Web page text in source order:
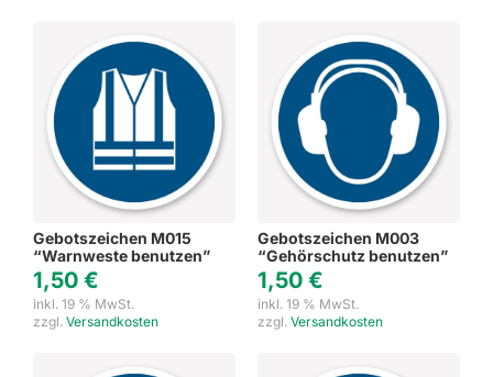
Gebotszeichen M015
“Warnweste benutzen”
1,50 €
inkl. 19 % MwSt.
zzgl. Versandkosten
Gebotszeichen M003
“Gehörschutz benutzen”
1,50 €
inkl. 19 % MwSt.
zzgl. Versandkosten